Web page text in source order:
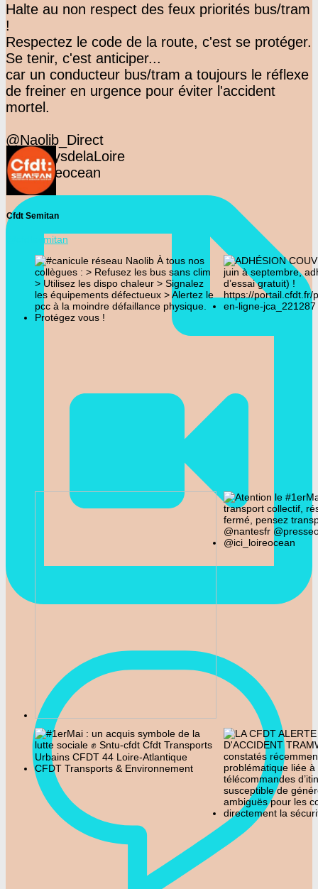
Halte au non respect des feux priorités bus/tram
!
Respectez le code de la route, c'est se protéger.
Se tenir, c'est anticiper...
car un conducteur bus/tram a toujours le réflexe
de freiner en urgence pour éviter l'accident
mortel.
@Naolib_Direct
@F3PaysdelaLoire
@presseocean
Cfdt Semitan
@cfdtsemitan